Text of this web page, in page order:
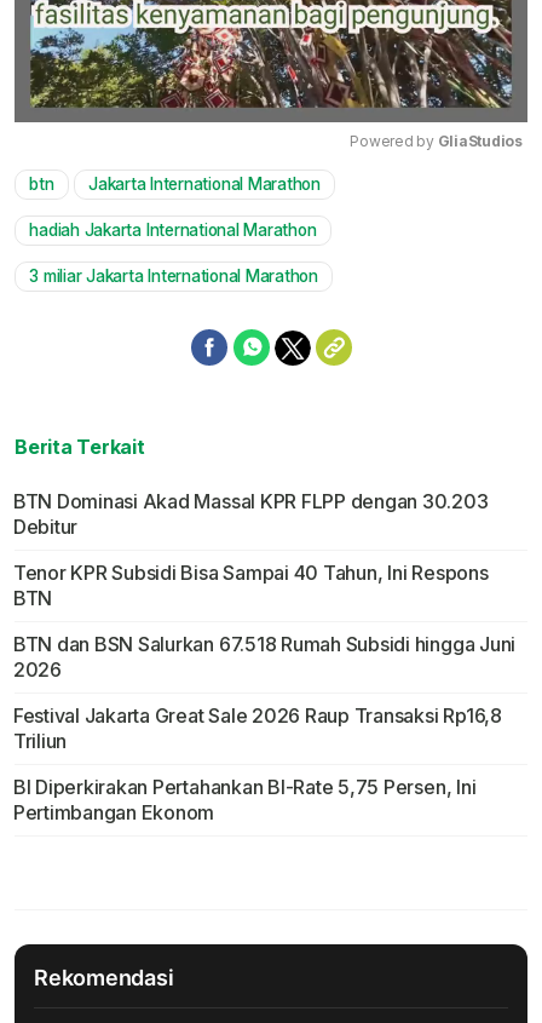
Powered by GliaStudios
btn Jakarta International Marathon
hadiah Jakarta International Marathon
3 miliar Jakarta International Marathon
Berita Terkait
BTN Dominasi Akad Massal KPR FLPP dengan 30.203
Debitur
Tenor KPR Subsidi Bisa Sampai 40 Tahun, Ini Respons
BTN
BTN dan BSN Salurkan 67.518 Rumah Subsidi hingga Juni
2026
Festival Jakarta Great Sale 2026 Raup Transaksi Rp16,8
Triliun
BI Diperkirakan Pertahankan BI-Rate 5,75 Persen, Ini
Pertimbangan Ekonom
Rekomendasi